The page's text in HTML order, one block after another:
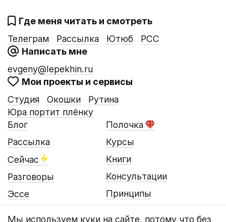
Мы используем куки на сайте, потому что без
Где меня читать и смотреть
Телеграм
Рассылка Ютюб
РСС
Написать мне
evgeny@lepekhin.ru
Мои проекты и сервисы
Студия
Окошки
Юра портит плёнку
Рутина
Блог
Рассылка
Сейчас
Разговоры
Эссе
Полочка
Курсы
Книги
Консультации
Принципы